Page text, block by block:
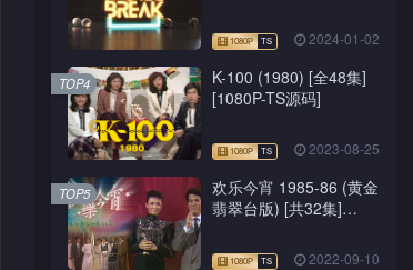
2024-01-02
K-100 (1980) [全48集]
[1080P-TS源码]
2023-08-25
TOP4
欢乐今宵 1985-86 (黄金
翡翠台版) [共32集]
2022-09-10
TOP5